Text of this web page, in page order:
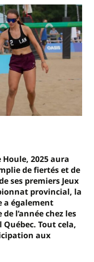
2025 aura
de fiertés et de
ses premiers Jeux
provincial, la
a également
l’année chez les
Tout cela,
aux